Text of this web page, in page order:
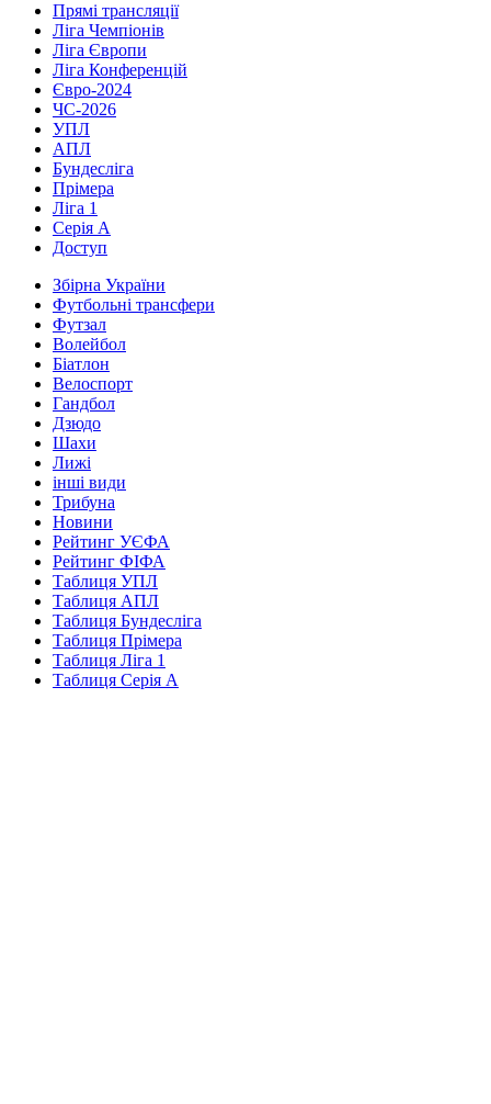
Прямі трансляції
Ліга Чемпіонів
Ліга Європи
Ліга Конференцій
Євро-2024
ЧС-2026
УПЛ
АПЛ
Бундесліга
Прімера
Ліга 1
Серія А
Доступ
Збірна України
Футбольні трансфери
Футзал
Волейбол
Біатлон
Велоспорт
Гандбол
Дзюдо
Шахи
Лижі
інші види
Трибуна
Новини
Рейтинг УЄФА
Рейтинг ФІФА
Таблиця УПЛ
Таблиця АПЛ
Таблиця Бундесліга
Таблиця Прімера
Таблиця Ліга 1
Таблиця Серія А